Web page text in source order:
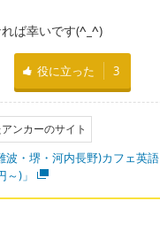
ば幸いです(^_^)
役に立った 3
ンカーのサイト
波・堺・河内長野)カフェ英
～)」